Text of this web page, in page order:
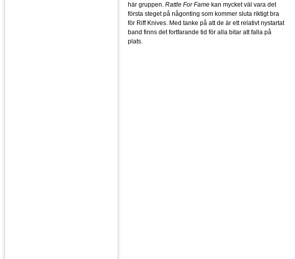
här gruppen. Rattle For Fame kan mycket väl vara det
första steget på någonting som kommer sluta riktigt bra
för Riff Knives. Med tanke på att de är ett relativt nystartat
band finns det fortfarande tid för alla bitar att falla på
plats.